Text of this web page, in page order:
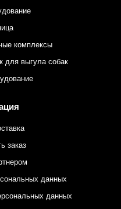
комплексы
для выгула собак
заказ
данных
данных